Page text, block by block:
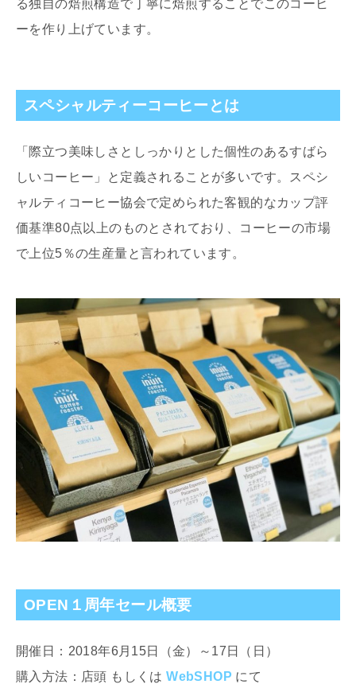
る独自の焙煎構造で丁寧に焙煎することでこのコーヒ
ーを作り上げています。
スペシャルティーコーヒーとは
「際立つ美味しさとしっかりとした個性のあるすばら
しいコーヒー」と定義されることが多いです。スペシ
ャルティコーヒー協会で定められた客観的なカップ評
価基準80点以上のものとされており、コーヒーの市場
で上位5％の生産量と言われています。
OPEN１周年セール概要
開催日：2018年6月15日（金）～17日（日）
購入方法：店頭 もしくはWebSHOP にて